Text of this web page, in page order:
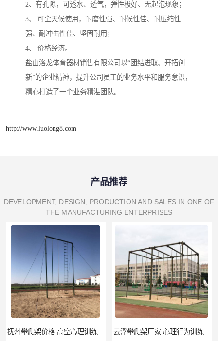
2、有孔隙，可透水、透气，弹性极好、无起泡现象；
3、 可全天候使用，耐磨性强、耐候性佳、耐压缩性
强、耐冲击性佳、坚固耐用；
4、 价格经济。
盐山洛龙体育器材销售有限公司以“团结进取、开拓创
新”的企业精神，提升公司员工的业务水平和服务意识，
精心打造了一个业务精湛团队。
http://www.luolong8.com
产品推荐
DEVELOPMENT, DESIGN, PRODUCTION AND SALES IN ONE OF
THE MANUFACTURING ENTERPRISES
抚州攀爬架价格 高空心理训练器材 标准尺寸 云浮攀爬架厂家 心理行为训练器材 质量保证